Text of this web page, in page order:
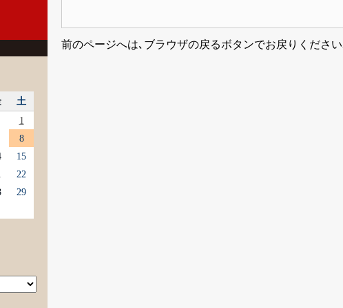
前のページへは､ブラウザの戻るボタンでお戻りくださ
土
1
8
15
22
29